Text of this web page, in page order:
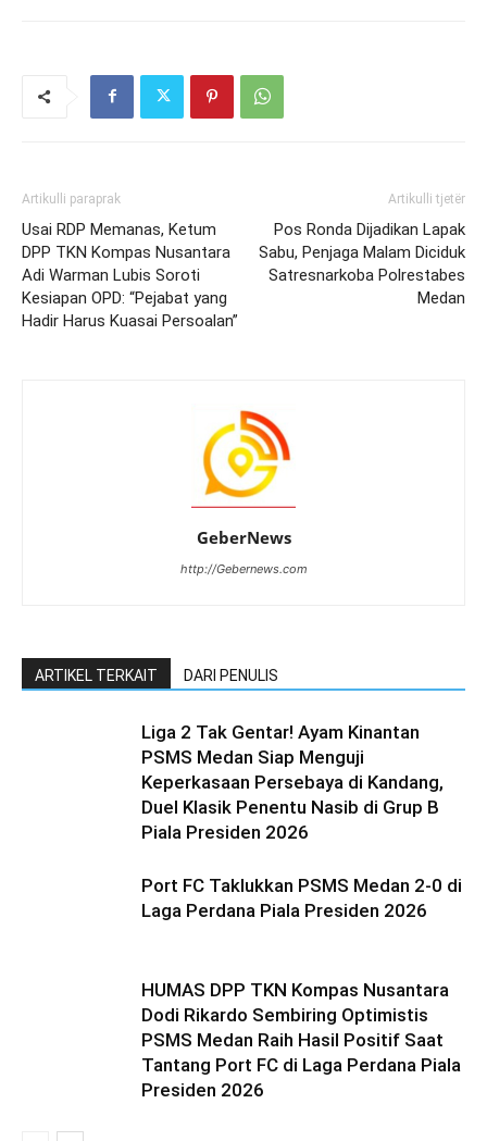
Artikulli paraprak
Usai RDP Memanas, Ketum
DPP TKN Kompas Nusantara
Adi Warman Lubis Soroti
Kesiapan OPD: “Pejabat yang
Hadir Harus Kuasai Persoalan”
Artikulli tjetër
Pos Ronda Dijadikan Lapak
Sabu, Penjaga Malam Diciduk
Satresnarkoba Polrestabes
Medan
GeberNews
http://Gebernews.com
ARTIKEL TERKAIT DARI PENULIS
Liga 2 Tak Gentar! Ayam Kinantan
PSMS Medan Siap Menguji
Keperkasaan Persebaya di Kandang,
Duel Klasik Penentu Nasib di Grup B
Piala Presiden 2026
Port FC Taklukkan PSMS Medan 2-0 di
Laga Perdana Piala Presiden 2026
HUMAS DPP TKN Kompas Nusantara
Dodi Rikardo Sembiring Optimistis
PSMS Medan Raih Hasil Positif Saat
Tantang Port FC di Laga Perdana Piala
Presiden 2026